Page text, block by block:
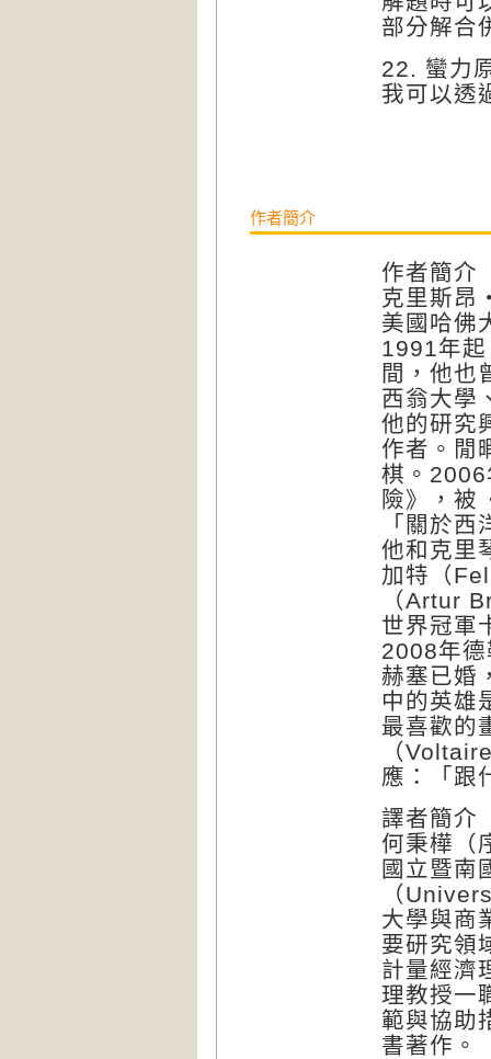
部分解合
22. 蠻力
我可以透
作者簡介
作者簡介
克里斯
美國哈佛
1991年
間，他也
西翁大學
他的研究
作者。閒
棋。2006
險》，被
「關於
他和克里
加特（
（Artur
世界冠軍
2008年
赫塞已婚
中的英雄
最喜歡的
（
應：「跟
譯者簡介
何秉樺（
國立暨南
（
大學與商
要研究領
計量經濟
理教授一
範與協助
書著作。